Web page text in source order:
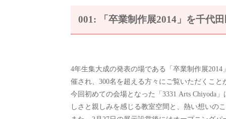
001: 「卒業制作展2014」を千代
4年生集大成の発表の場である「卒業制作展2014
催され、300名を超える方々にご覧いただくこ
今回初めての会場となった「3331 Arts Chiyoda
しさと親しみを感じる教室空間と、熱い想いの